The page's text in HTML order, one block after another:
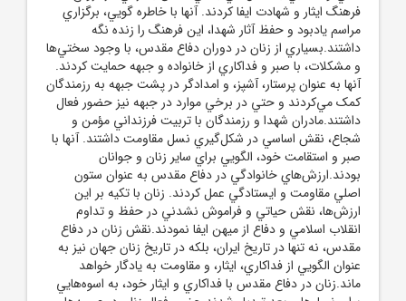
فرهنگ ايثار و شهادت ايفا کردند. آنها با خاطره گويي، برگزاري
مراسم يادبود و حفظ آثار شهدا، اين فرهنگ را زنده نگه
داشتند.بسياري از زنان در دوران دفاع مقدس، با وجود سختي‌ها
و مشکلات، با صبر و فداکاري از خانواده و جبهه حمايت کردند.
آنها به عنوان پرستار، آشپز، و امدادگر در پشت جبهه به رزمندگان
کمک مي‌کردند و حتي در برخي موارد در جبهه نيز حضور فعال
داشتند.مادران شهدا و رزمندگان با تربيت فرزنداني مؤمن و
شجاع، نقش اساسي در شکل‌گيري نسل مقاومت داشتند. آنها با
صبر و استقامت خود، الگويي براي ساير زنان و جوانان
بودند.ارزش‌هاي خانوادگي در دفاع مقدس به عنوان ستون
اصلي مقاومت و ايستادگي عمل کردند. زنان با تکيه بر اين
ارزش‌ها، نقش حياتي و فراموش نشدني در حفظ و تداوم
انقلاب اسلامي و دفاع از ميهن ايفا نمودند.نقش زنان در دفاع
مقدس، نه تنها در تاريخ ايران، بلکه در تاريخ زنان جهان نيز به
عنوان الگويي از فداکاري، ايثار، و مقاومت به يادگار خواهد
ماند.زنان در دفاع مقدس با فداکاري و ايثار خود، به اسوه‌هايي